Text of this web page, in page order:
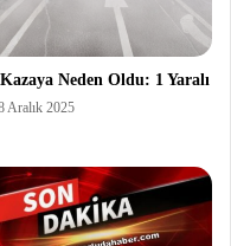
Neden Oldu: 1 Yaralı
Aralık 2025